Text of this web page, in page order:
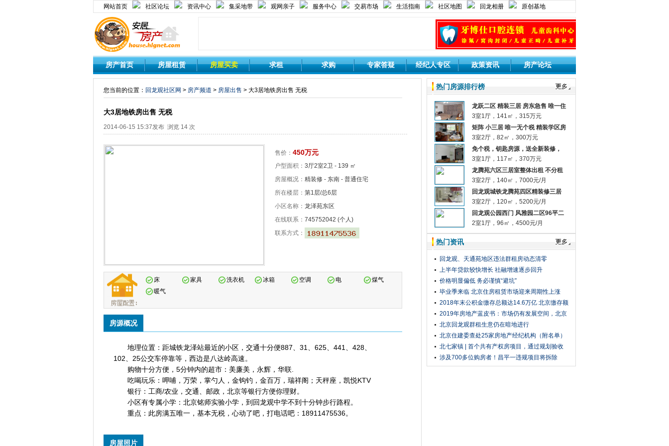
网站首页 社区论坛 资讯中心 集采地带 观网亲子 服务中心 交易市场 生活指南 社区地图 回龙相册
原创基地
登录网站
用户注册
房产首页 房屋租赁 房屋买卖 求租 求购 专家答疑 经纪人专区 政策资讯 房产论坛
您当前的位置： 回龙观社区网 > 房产频道 > 房屋出售 > 大3居地铁房出售 无税
大3居地铁房出售 无税
2014-06-15 15:37发布 浏览 14 次
售价： 450万元
户型面积： 3厅2室2卫 - 139 ㎡
房屋概况： 精装修 - 东南 - 普通住宅
所在楼层： 第1层/总6层
小区名称： 龙泽苑东区
在线联系： 745752042 (个人)
联系方式：
床 家具 洗衣机 冰箱 空调 电
煤气
暖气
房源概况
地理位置：距城铁龙泽站最近的小区，交通十分便887、31、625、441、428、
102、25公交车停靠等，西边是八达岭高速。
购物十分方便，5分钟内的超市：美廉美，永辉，华联.
吃喝玩乐：呷哺，万荣，掌勺人，金钩钓，金百万，瑞祥阁；天秤座，凯悦KTV
银行：工商/农业，交通、邮政，北京等银行方便你理财。
小区有专属小学：北京铭师实验小学，到回龙观中学不到十分钟步行路程。
重点：此房满五唯一，基本无税，心动了吧，打电话吧：18911475536。
房屋照片
热门房源排行榜
龙跃二区 精装三居 房东急售 唯一住
宅！
3室1厅，141㎡，315万元
矩阵 小三居 唯一无个税 精装学区房
3室2厅，82㎡，300万元
免个税，钥匙房源，送全新装修，
双城铁
3室1厅，117㎡，370万元
龙腾苑六区三居室整体出租 不分租
不合租 （站内短信或邮件联系）
3室2厅，140㎡，7000元/月
回龙观城铁龙腾苑四区精装修三居
家具家电齐全
3室2厅，120㎡，5200元/月
回龙观公园西门 风雅园二区96平二
居 户型 楼层 地段好！个人出租
2室1厅，96㎡，4500元/月
热门资讯
回龙观、天通苑地区违法群租房动态清零
上半年贷款较快增长 社融增速逐步回升
价格明显偏低 务必谨慎“避坑”
毕业季来临 北京住房租赁市场迎来周期性上涨
2018年末公积金缴存总额达14.6万亿 北京缴存额
排前三
2019年房地产蓝皮书：市场仍有发展空间，北京
进入“三稳”趋势
北京回龙观群租生意仍在暗地进行
北京住建委查处25家房地产经纪机构（附名单）
北七家镇 | 首个共有产权房项目，通过规划验收
涉及700多位购房者！昌平一违规项目将拆除